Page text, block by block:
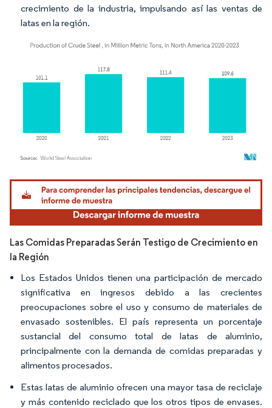
crecimiento de la industria, impulsando así las ventas de
latas en la región.
Imagen © Mordor Intelligence. El uso requiere atribución según CC BY 4.0.
Las Comidas Preparadas Serán Testigo de Crecimiento en
la Región
Los Estados Unidos tienen una participación de mercado
significativa en ingresos debido a las crecientes
preocupaciones sobre el uso y consumo de materiales de
envasado sostenibles. El país representa un porcentaje
sustancial del consumo total de latas de aluminio,
principalmente con la demanda de comidas preparadas y
alimentos procesados.
Estas latas de aluminio ofrecen una mayor tasa de reciclaje
y más contenido reciclado que los otros tipos de envases.